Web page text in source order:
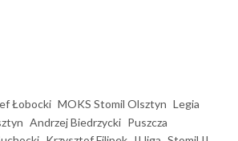
Łobocki MOKS Stomil Olsztyn Legia
Andrzej Biedrzycki Puszcza